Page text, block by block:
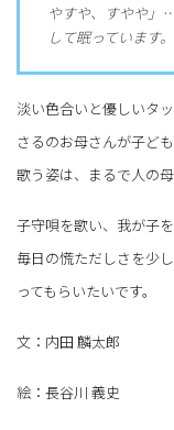
やすや、すやや」
して眠っています。
淡い色合いと優しいタ
さるのお母さんが子ど
歌う姿は、まるで人の母
子守唄を歌い、我が子
毎日の慌ただしさを少
ってもらいたいです。
文：内田 麟太郎
絵：長谷川 義史